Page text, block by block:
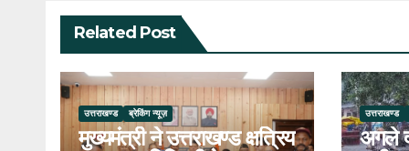
Related Post
उत्तराखण्ड ब्रेकिंग न्यूज़
मुख्यमंत्री ने उत्तराखण्ड क्षत्रिय
उत्तराखण्ड
अगले